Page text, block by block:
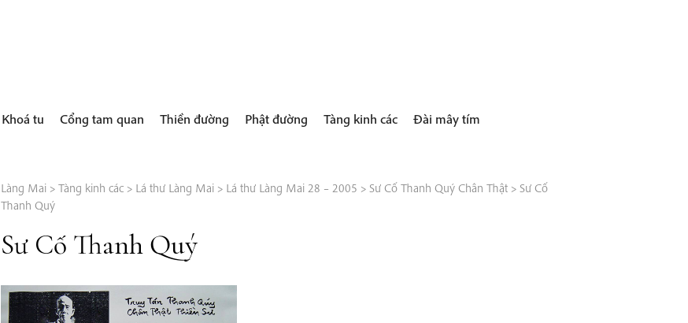
Khoá tu Cổng tam quan Thiền đường Phật đường Tàng kinh các Đài mây tím
Làng Mai> Tàng kinh các> Lá thư Làng Mai> Lá thư Làng Mai 28 – 2005 > Sư Cố Thanh Quý Chân Thật> Sư Cố
Thanh Quý
Sư Cố Thanh Quý